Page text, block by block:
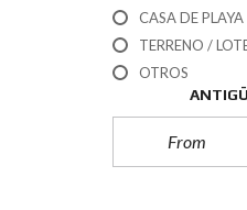
CASA DE PLAYA
TERRENO /
OTROS